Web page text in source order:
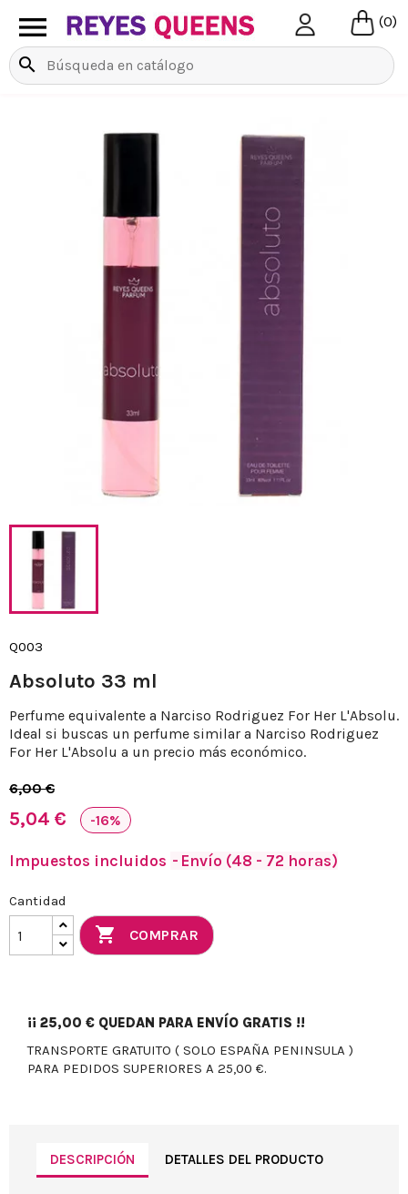
 (0)
search
Q003
Absoluto 33 ml
Perfume equivalente a Narciso Rodriguez For Her L'Absolu.
Ideal si buscas un perfume similar a Narciso Rodriguez
For Her L'Absolu a un precio más económico.
6,00 €
5,04 € -16%
Impuestos incluidos Envío (48 - 72 horas)
Cantidad
 COMPRAR
¡¡ 25,00 € QUEDAN PARA ENVÍO GRATIS !!
TRANSPORTE GRATUITO ( SOLO ESPAÑA PENINSULA )
PARA PEDIDOS SUPERIORES A 25,00 €.
DESCRIPCIÓN DETALLES DEL PRODUCTO